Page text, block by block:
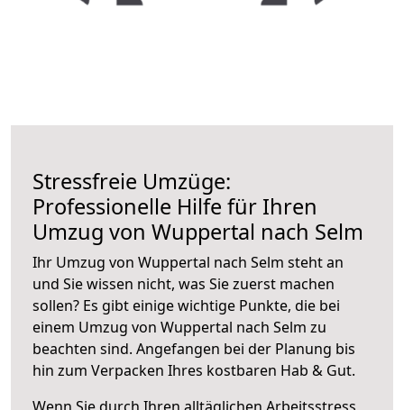
Stressfreie Umzüge:
Professionelle Hilfe für Ihren
Umzug von Wuppertal nach Selm
Ihr Umzug von Wuppertal nach Selm steht an
und Sie wissen nicht, was Sie zuerst machen
sollen? Es gibt einige wichtige Punkte, die bei
einem Umzug von Wuppertal nach Selm zu
beachten sind. Angefangen bei der Planung bis
hin zum Verpacken Ihres kostbaren Hab & Gut.